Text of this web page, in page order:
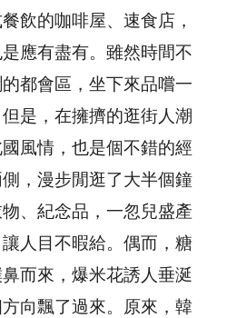
飲的咖啡屋、速食店，
應有盡有。雖然時間不
都會區，坐下來品嚐一
但是，在擁擠的逛街人潮
風情，也是個不錯的經
，漫步閒逛了大半個鐘
、紀念品，一忽兒盛產
人目不暇給。偶而，糖
而來，爆米花誘人垂涎
向飄了過來。原來，韓